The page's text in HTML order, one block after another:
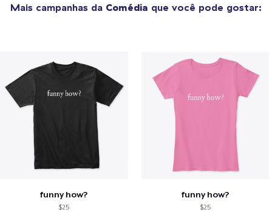
Mais campanhas da Comédia que você pode gostar:
funny how?
$25
funny how?
$25